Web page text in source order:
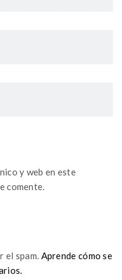
y web en este
comente.
spam. Aprende cómo se